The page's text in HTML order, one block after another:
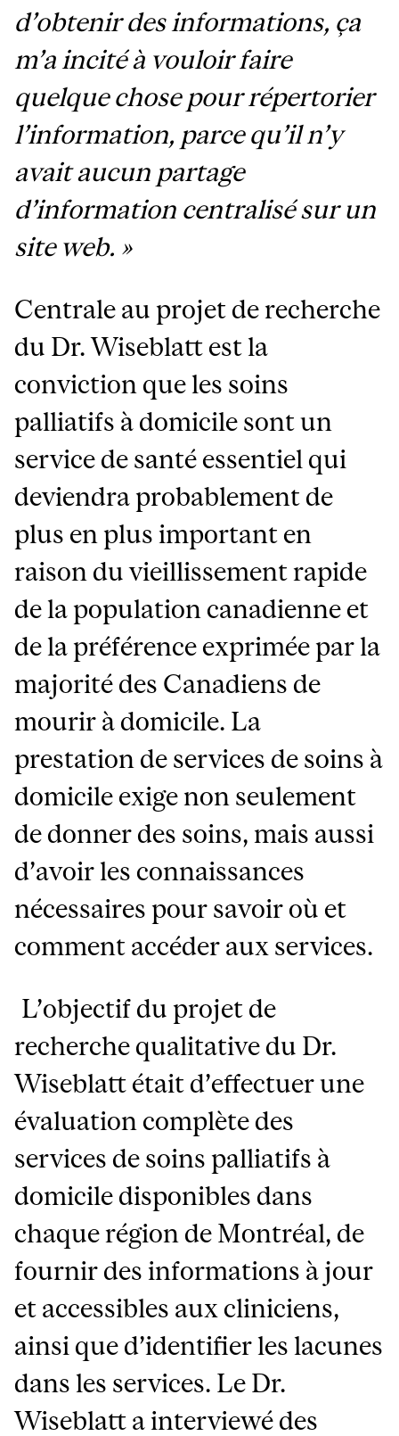
d’obtenir des informations, ça
m’a incité à vouloir faire
quelque chose pour répertorier
l’information, parce qu’il n’y
avait aucun partage
d’information centralisé sur un
site web. »
Centrale au projet de recherche
du Dr. Wiseblatt est la
conviction que les soins
palliatifs à domicile sont un
service de santé essentiel qui
deviendra probablement de
plus en plus important en
raison du vieillissement rapide
de la population canadienne et
de la préférence exprimée par la
majorité des Canadiens de
mourir à domicile. La
prestation de services de soins à
domicile exige non seulement
de donner des soins, mais aussi
d’avoir les connaissances
nécessaires pour savoir où et
comment accéder aux services.
L’objectif du projet de
recherche qualitative du Dr.
Wiseblatt était d’effectuer une
évaluation complète des
services de soins palliatifs à
domicile disponibles dans
chaque région de Montréal, de
fournir des informations à jour
et accessibles aux cliniciens,
ainsi que d’identifier les lacunes
dans les services. Le Dr.
Wiseblatt a interviewé des